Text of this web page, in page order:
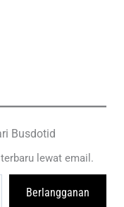
Busdotid
lewat email.
Berlangganan